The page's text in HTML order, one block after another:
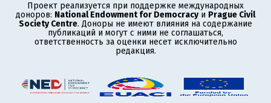
Проект реализуется при поддержке международных
доноров: National Endowment for Democracyи Prague Civil
Society Centre. Доноры не имеют влияния на содержание
публикаций и могут с ними не соглашаться,
ответственность за оценки несет исключительно
редакция.